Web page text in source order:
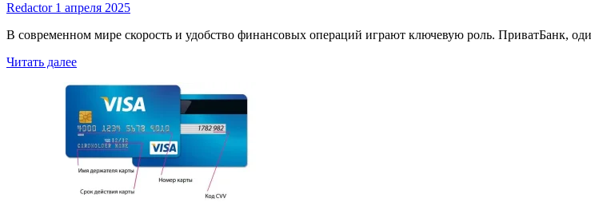
Redactor 1 апреля 2025
В современном мире скорость и удобство финансовых операций играют ключевую роль. ПриватБанк,
Читать далееRead
about
Перевод
денег
с
карты
на
карту
через